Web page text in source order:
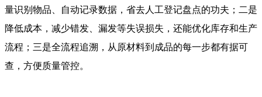
量识别物品、自动记录数据，省去人工登记盘点的功夫；二是
降低成本，减少错发、漏发等失误损失，还能优化库存和生产
流程；三是全流程追溯，从原材料到成品的每一步都有据可
查，方便质量管控。